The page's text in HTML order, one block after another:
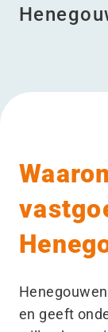
en geeft